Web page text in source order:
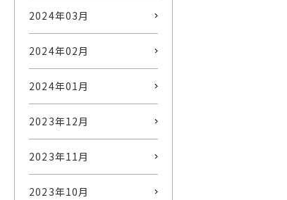
2024年03月
2024年02月
2024年01月
2023年12月
2023年11月
2023年10月